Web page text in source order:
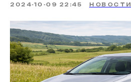
2024-10-09 22:45 НОВОСТИ